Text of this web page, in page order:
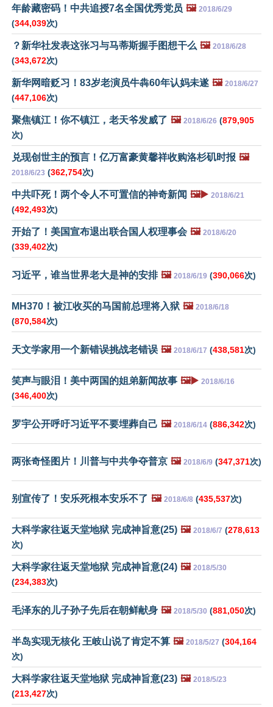
年龄藏密码！中共追授7名全国优秀党员 🖼️ 2018/6/29
(344,039次)
？新华社发表这张习与马蒂斯握手图想干么 🖼️ 2018/6/28
(343,672次)
新华网暗贬习！83岁老演员牛犇60年认妈未遂 🖼️ 2018/6/27
(447,106次)
聚焦镇江！你不镇江，老天爷发威了 🖼️ 2018/6/26 (879,905
次)
兑现创世主的预言！亿万富豪黄馨祥收购洛杉矶时报 🖼️
2018/6/23 (362,754次)
中共吓死！两个令人不可置信的神奇新闻 🖼️▶️ 2018/6/21
(492,493次)
开始了！美国宣布退出联合国人权理事会 🖼️ 2018/6/20
(339,402次)
习近平，谁当世界老大是神的安排 🖼️ 2018/6/19 (390,066次)
MH370！被江收买的马国前总理将入狱 🖼️ 2018/6/18
(870,584次)
天文学家用一个新错误挑战老错误 🖼️ 2018/6/17 (438,581次)
笑声与眼泪！美中两国的姐弟新闻故事 🖼️▶️ 2018/6/16
(346,400次)
罗宇公开呼吁习近平不要埋葬自己 🖼️ 2018/6/14 (886,342次)
两张奇怪图片！川普与中共争夺普京 🖼️ 2018/6/9 (347,371次)
别宣传了！安乐死根本安乐不了 🖼️ 2018/6/8 (435,537次)
大科学家往返天堂地狱 完成神旨意(25) 🖼️ 2018/6/7 (278,613
次)
大科学家往返天堂地狱 完成神旨意(24) 🖼️ 2018/5/30
(234,383次)
毛泽东的儿子孙子先后在朝鲜献身 🖼️ 2018/5/30 (881,050次)
半岛实现无核化 王岐山说了肯定不算 🖼️ 2018/5/27 (304,164
次)
大科学家往返天堂地狱 完成神旨意(23) 🖼️ 2018/5/23
(213,427次)